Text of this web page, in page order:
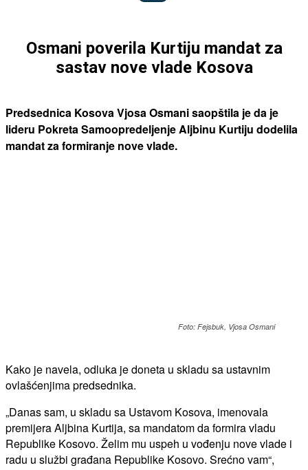
Osmani poverila Kurtiju mandat za
sastav nove vlade Kosova
Predsednica Kosova Vjosa Osmani saopštila je da je
lideru Pokreta Samoopredeljenje Aljbinu Kurtiju dodelila
mandat za formiranje nove vlade.
Foto: Fejsbuk, Vjosa Osmani
Kako je navela, odluka je doneta u skladu sa ustavnim
ovlašćenjima predsednika.
„Danas sam, u skladu sa Ustavom Kosova, imenovala
premijera Aljbina Kurtija, sa mandatom da formira vladu
Republike Kosovo. Želim mu uspeh u vođenju nove vlade i
radu u službi građana Republike Kosovo. Srećno vam“,